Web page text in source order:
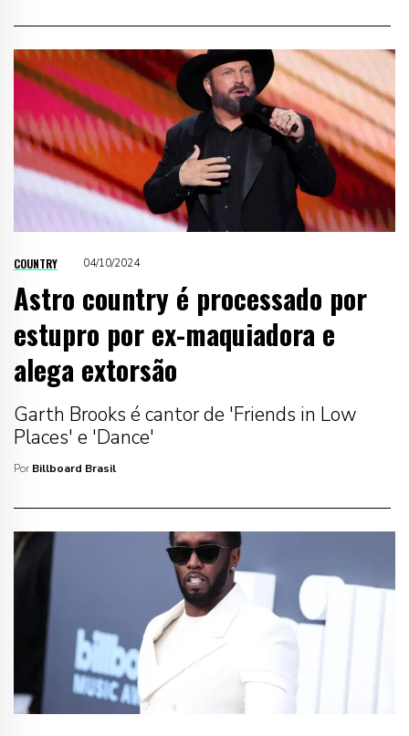
COUNTRY 04/10/2024
Astro country é processado por
estupro por ex-maquiadora e
alega extorsão
Garth Brooks é cantor de 'Friends in Low
Places' e 'Dance'
Por Billboard Brasil